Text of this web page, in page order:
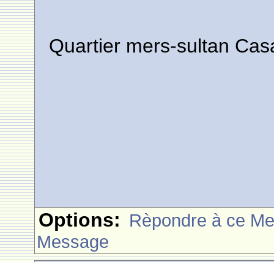
Quartier mers-sultan
Options: Rèpondre à ce
Message